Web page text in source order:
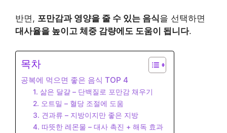
반면, 포만감과 영양을 줄 수 있는 음식을 선택하면
대사율을 높이고 체중 감량에도 도움이 됩니다.
목차
공복에 먹으면 좋은 음식 TOP 4
1. 삶은 달걀 – 단백질로 포만감 채우기
2. 오트밀 – 혈당 조절에 도움
3. 견과류 – 지방이지만 좋은 지방
4. 따뜻한 레몬물 – 대사 촉진 + 해독 효과